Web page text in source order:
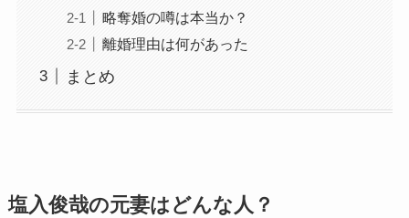
略奪婚の噂は本当か？
離婚理由は何があった
まとめ
塩入俊哉の元妻はどんな人？